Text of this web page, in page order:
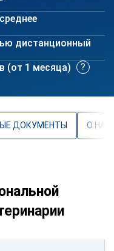
дистанционный
(от 1 месяца)
ДОКУМЕНТЫ О